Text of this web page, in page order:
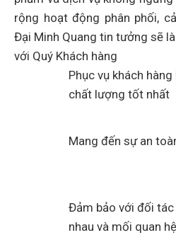
rộng hoạt động phân phối,
Đại Minh Quang tin tưởng sẽ
với Quý Khách hàng
Phục vụ khách
chất lượng tốt nhất
Mang đến sự an
Đảm bảo với đối
nhau và mối quan